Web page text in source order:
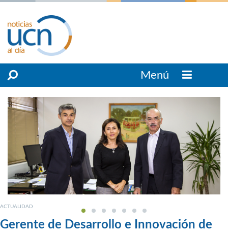
Menú
ACTUALIDAD
Gerente de Desarrollo e Innovación de